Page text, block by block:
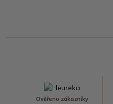
Ověřeno zákazníky